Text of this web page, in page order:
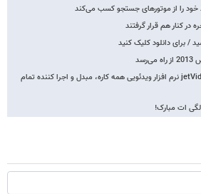
در کنار هم قرار گرفتند
مجانی دانلود کنید: jetVideo نرم افزار ویدئویی همه کاره، مبدل و اجرا کننده تمام